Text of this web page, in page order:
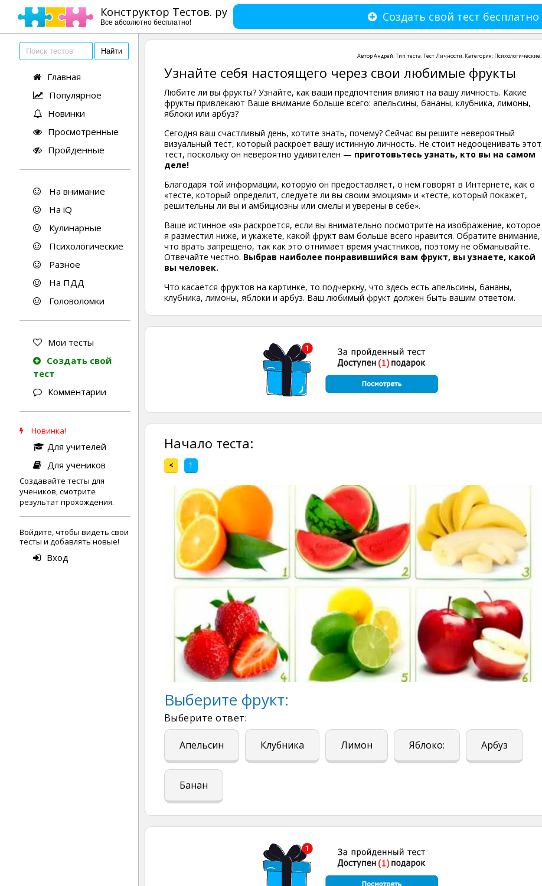
Конструктор Тестов. ру
Все абсолютно бесплатно! Создать свой тест бесплатно
Главная
Популярное
Новинки
Просмотренные
Пройденные
На внимание
На iQ
Кулинарные
Психологические
Разное
На ПДД
Головоломки
Мои тесты
Создать свой
тест
Комментарии
Новинка!
Для учителей
Для учеников
Создавайте тесты для
учеников, смотрите
результат прохождения.
Войдите, чтобы видеть свои
тесты и добавлять новые!
Вход
АвторАндрей. Тип теста:Тест Личности. Категория: Психологические.
Узнайте себя настоящего через свои любимые фрукты
Любите ли вы фрукты? Узнайте, как ваши предпочтения влияют на вашу личность. Какие
фрукты привлекают Ваше внимание больше всего: апельсины, бананы, клубника, лимоны,
яблоки или арбуз?
Сегодня ваш счастливый день, хотите знать, почему? Сейчас вы решите невероятный
визуальный тест, который раскроет вашу истинную личность. Не стоит недооценивать этот
тест, поскольку он невероятно удивителен — приготовьтесь узнать, кто вы на самом
деле!
Благодаря той информации, которую он предоставляет, о нем говорят в Интернете, как о
«тесте, который определит, следуете ли вы своим эмоциям» и «тесте, который покажет,
решительны ли вы и амбициозны или смелы и уверены в себе».
Ваше истинное «я» раскроется, если вы внимательно посмотрите на изображение, которое
я разместил ниже, и укажете, какой фрукт вам больше всего нравится. Обратите внимание,
что врать запрещено, так как это отнимает время участников, поэтому не обманывайте.
Отвечайте честно. Выбрав наиболее понравившийся вам фрукт, вы узнаете, какой
вы человек.
Что касается фруктов на картинке, то подчеркну, что здесь есть апельсины, бананы,
клубника, лимоны, яблоки и арбуз. Ваш любимый фрукт должен быть вашим ответом.
Начало теста:
< 1
Выберите фрукт:
Выберите ответ:
Апельсин Клубника Лимон Яблоко: Арбуз
Банан